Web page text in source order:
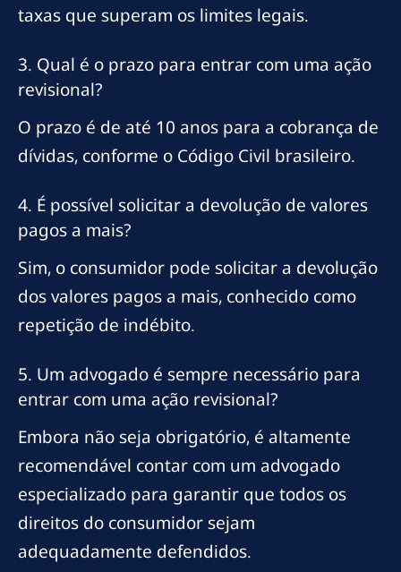
taxas que superam os limites legais.
3. Qual é o prazo para entrar com uma ação
revisional?
O prazo é de até 10 anos para a cobrança de
dívidas, conforme o Código Civil brasileiro.
4. É possível solicitar a devolução de valores
pagos a mais?
Sim, o consumidor pode solicitar a devolução
dos valores pagos a mais, conhecido como
repetição de indébito.
5. Um advogado é sempre necessário para
entrar com uma ação revisional?
Embora não seja obrigatório, é altamente
recomendável contar com um advogado
especializado para garantir que todos os
direitos do consumidor sejam
adequadamente defendidos.